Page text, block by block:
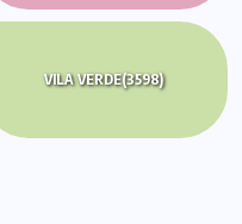
VILA VERDE(3598)